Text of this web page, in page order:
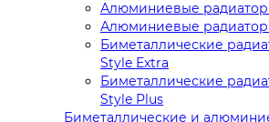
Алюминиевые
Алюминиевые
Биметаллические
Style Extra
Биметаллические
Style Plus
Биметаллические и